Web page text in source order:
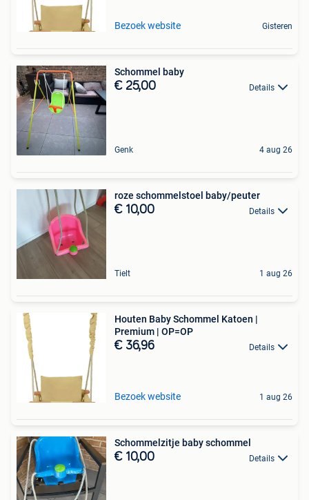
Bezoek website Gisteren
Schommel baby
€ 25,00 Details
Genk 4 aug 26
roze schommelstoel baby/peuter
€ 10,00 Details
Tielt 1 aug 26
Houten Baby Schommel Katoen |
Premium | OP=OP
€ 36,96 Details
Bezoek website 1 aug 26
Schommelzitje baby schommel
€ 10,00 Details